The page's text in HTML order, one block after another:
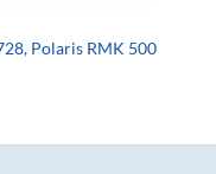
Polaris RMK 500